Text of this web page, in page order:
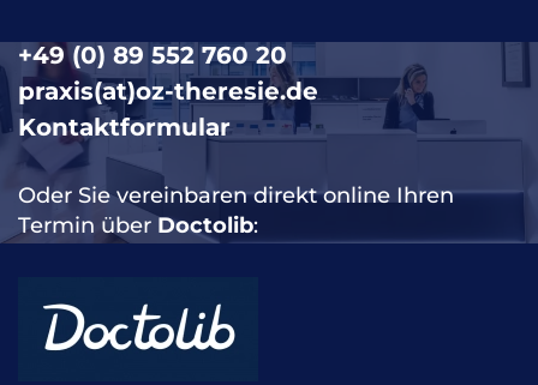
+49 (0) 89 552 760 20
praxis(at)oz-theresie.de
Kontaktformular
Oder Sie vereinbaren direkt online Ihren
Termin überDoctolib: